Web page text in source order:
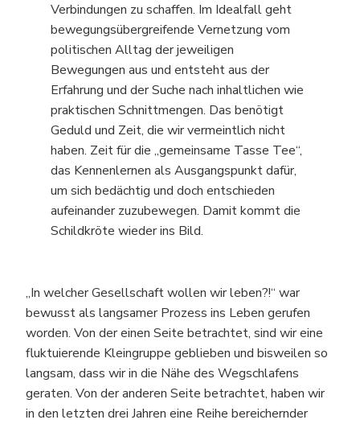
Verbindungen zu schaffen. Im Idealfall geht
bewegungsübergreifende Vernetzung vom
politischen Alltag der jeweiligen
Bewegungen aus und entsteht aus der
Erfahrung und der Suche nach inhaltlichen wie
praktischen Schnittmengen. Das benötigt
Geduld und Zeit, die wir vermeintlich nicht
haben. Zeit für die „gemeinsame Tasse Tee“,
das Kennenlernen als Ausgangspunkt dafür,
um sich bedächtig und doch entschieden
aufeinander zuzubewegen. Damit kommt die
Schildkröte wieder ins Bild.
„In welcher Gesellschaft wollen wir leben?!“ war
bewusst als langsamer Prozess ins Leben gerufen
worden. Von der einen Seite betrachtet, sind wir eine
fluktuierende Kleingruppe geblieben und bisweilen so
langsam, dass wir in die Nähe des Wegschlafens
geraten. Von der anderen Seite betrachtet, haben wir
in den letzten drei Jahren eine Reihe bereichernder